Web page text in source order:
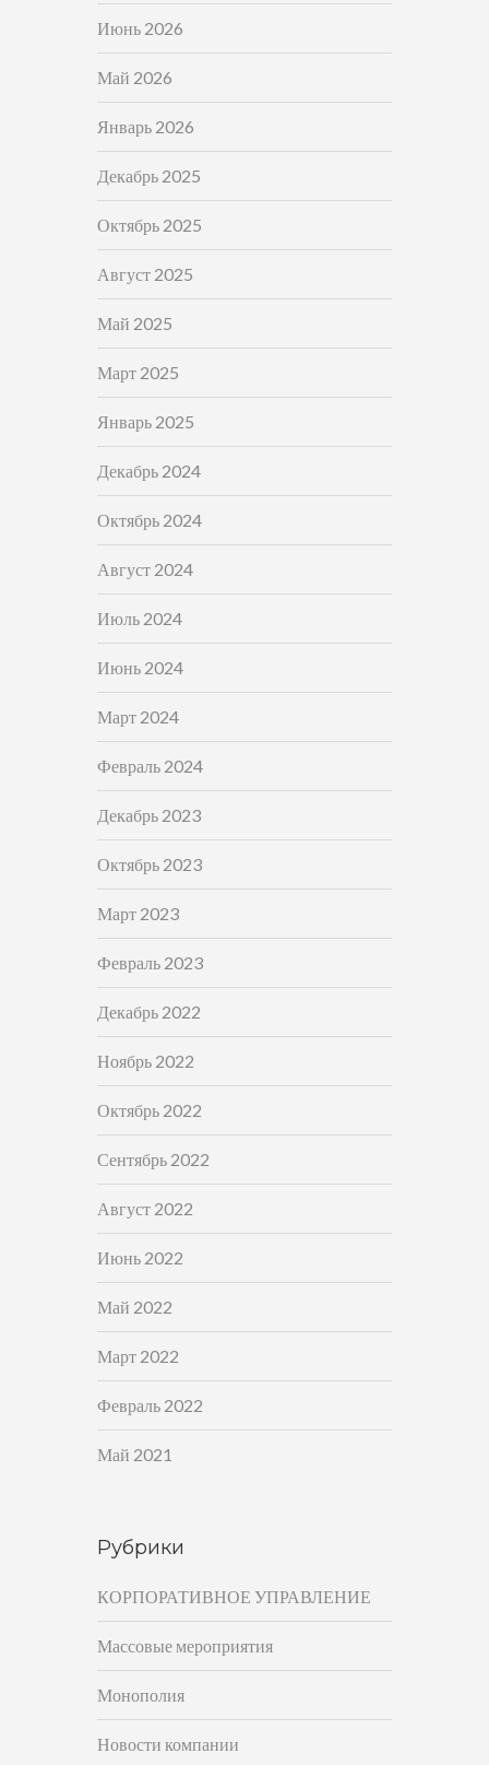
Июнь 2026
Май 2026
Январь 2026
Декабрь 2025
Октябрь 2025
Август 2025
Май 2025
Март 2025
Январь 2025
Декабрь 2024
Октябрь 2024
Август 2024
Июль 2024
Июнь 2024
Март 2024
Февраль 2024
Декабрь 2023
Октябрь 2023
Март 2023
Февраль 2023
Декабрь 2022
Ноябрь 2022
Октябрь 2022
Сентябрь 2022
Август 2022
Июнь 2022
Май 2022
Март 2022
Февраль 2022
Май 2021
Рубрики
КОРПОРАТИВНОЕ УПРАВЛЕНИЕ
Массовые мероприятия
Монополия
Новости компании